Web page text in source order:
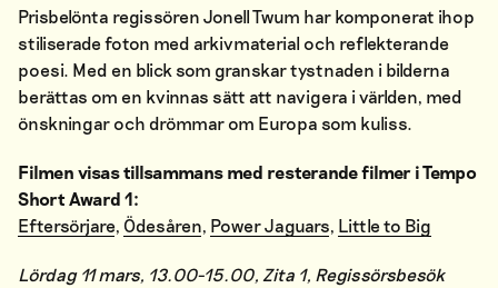
Prisbelönta regissören Jonell Twum har komponerat ihop
stiliserade foton med arkivmaterial och reflekterande
poesi. Med en blick som granskar tystnaden i bilderna
berättas om en kvinnas sätt att navigera i världen, med
önskningar och drömmar om Europa som kuliss.
Filmen visas tillsammans med resterande filmer i Tempo
Short Award 1:
Eftersörjare, Ödesåren, Power Jaguars, Little to Big
Lördag 11 mars, 13.00-15.00, Zita 1, Regissörsbesök